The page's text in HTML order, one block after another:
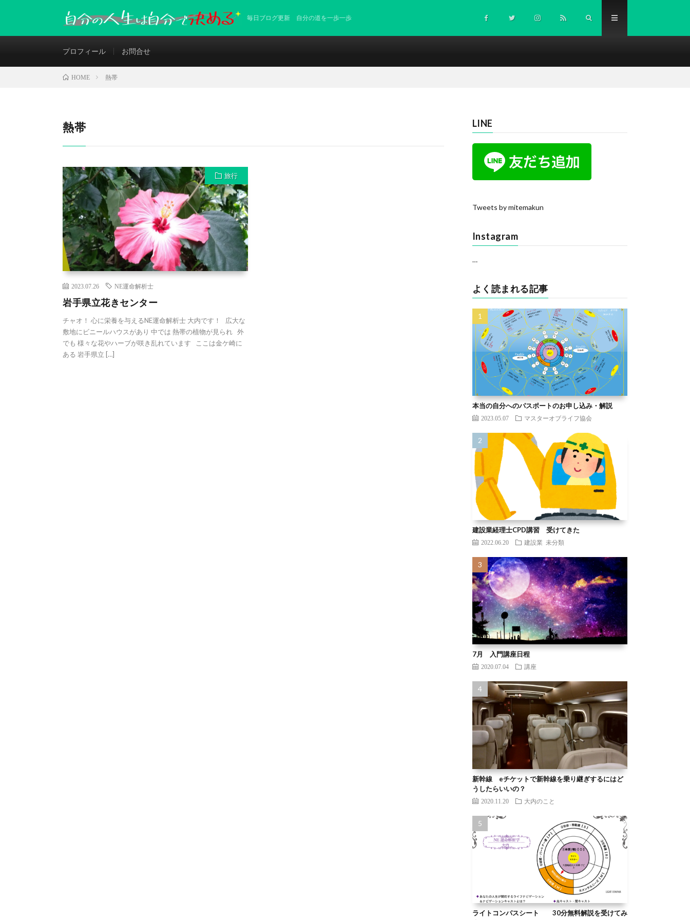
毎日ブログ更新 自分の道を一歩一歩
プロフィール お問合せ
HOME 熱帯
熱帯
旅行
2023.07.26 NE運命解析士
岩手県立花きセンター
チャオ！ 心に栄養を与えるNE運命解析士 大内です！ 広大な
敷地にビニールハウスがあり 中では 熱帯の植物が見られ 外
でも 様々な花やハーブが咲き乱れています ここは金ケ崎に
ある 岩手県立 […]
LINE
Tweets by mitemakun
Instagram
…
よく読まれる記事
本当の自分へのパスポートのお申し込み・解説
2023.05.07 マスターオブライフ協会
建設業経理士CPD講習 受けてきた
2022.06.20 建設業 未分類
7月 入門講座日程
2020.07.04 講座
新幹線 eチケットで新幹線を乗り継ぎするにはど
うしたらいいの？
2020.11.20 大内のこと
ライトコンパスシート 30分無料解説を受けてみ